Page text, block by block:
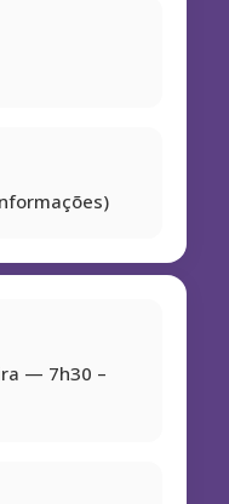
— 7h30 –